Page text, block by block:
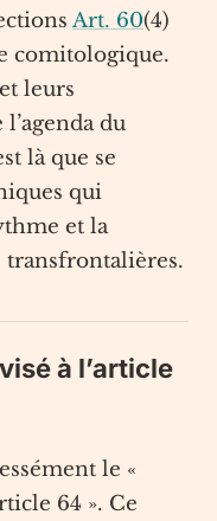
Art. 60(4)
comitologique.
leurs
du
là que se
qui
et la
à l’article
le «
64 ». Ce